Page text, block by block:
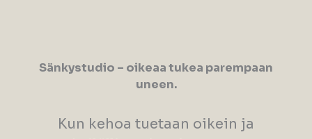
Sänkystudio – oikeaa tukea parempaan
uneen.
Kun kehoa tuetaan oikein ja